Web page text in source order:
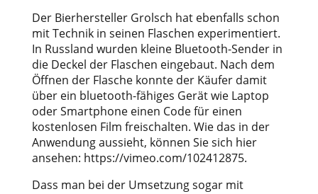
Der Bierhersteller Grolsch hat ebenfalls schon
mit Technik in seinen Flaschen experimentiert.
In Russland wurden kleine Bluetooth-Sender in
die Deckel der Flaschen eingebaut. Nach dem
Öffnen der Flasche konnte der Käufer damit
über ein bluetooth-fähiges Gerät wie Laptop
oder Smartphone einen Code für einen
kostenlosen Film freischalten. Wie das in der
Anwendung aussieht, können Sie sich hier
ansehen: https://vimeo.com/102412875.
Dass man bei der Umsetzung sogar mit